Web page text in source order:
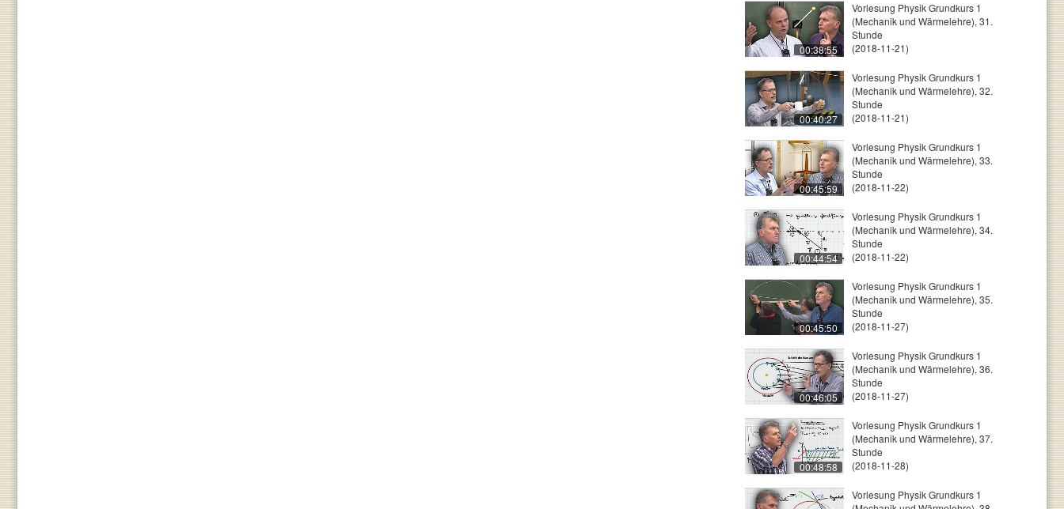
00:38:55
Vorlesung Physik Grundkurs 1
(Mechanik und Wärmelehre), 31.
Stunde
(2018-11-21)
00:40:27
Vorlesung Physik Grundkurs 1
(Mechanik und Wärmelehre), 32.
Stunde
(2018-11-21)
00:45:59
Vorlesung Physik Grundkurs 1
(Mechanik und Wärmelehre), 33.
Stunde
(2018-11-22)
00:44:54
Vorlesung Physik Grundkurs 1
(Mechanik und Wärmelehre), 34.
Stunde
(2018-11-22)
00:45:50
Vorlesung Physik Grundkurs 1
(Mechanik und Wärmelehre), 35.
Stunde
(2018-11-27)
00:46:05
Vorlesung Physik Grundkurs 1
(Mechanik und Wärmelehre), 36.
Stunde
(2018-11-27)
00:48:58
Vorlesung Physik Grundkurs 1
(Mechanik und Wärmelehre), 37.
Stunde
(2018-11-28)
Vorlesung Physik Grundkurs 1